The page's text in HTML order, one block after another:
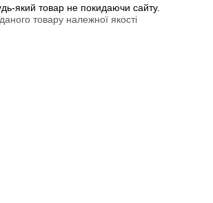
який товар не покидаючи сайту.
товару належної якості